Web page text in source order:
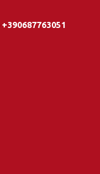
+390687763051